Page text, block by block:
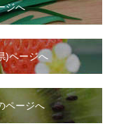
ジへ
)ページへ
ページへ